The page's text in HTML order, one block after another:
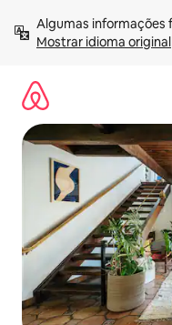
para
Mostrar idioma original